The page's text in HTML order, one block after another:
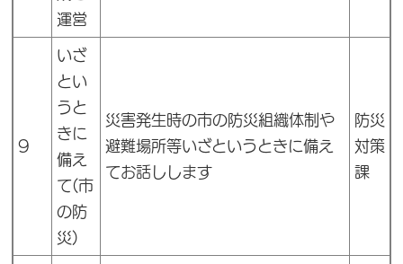
運営
9
いざ
とい
うと
きに
備え
て(市
の防
災)
災害発生時の市の防災組織体制や
避難場所等いざというときに備え
てお話しします
防災
対策
課